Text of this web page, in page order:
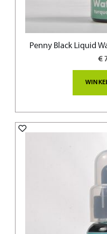
Penny Black Liquid
€